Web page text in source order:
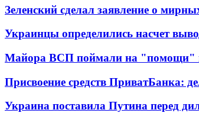
Зеленский сделал заявление о
Украинцы определились насчет
Майора ВСП поймали на "помощи"
Присвоение средств ПриватБанка:
Украина поставила Путина перед